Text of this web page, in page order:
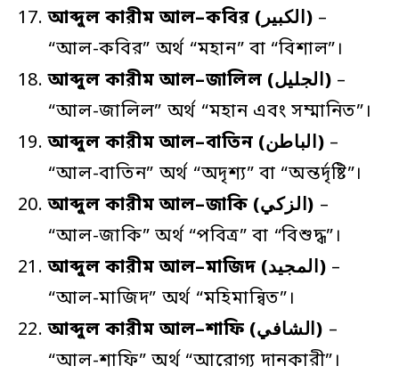
আব্দুল কারীম আল–কবির (الكبير) –
“আল-কবির” অর্থ “মহান” বা “বিশাল”।
আব্দুল কারীম আল–জালিল (الجليل) –
“আল-জালিল” অর্থ “মহান এবং সম্মানিত”।
আব্দুল কারীম আল–বাতিন (الباطن) –
“আল-বাতিন” অর্থ “অদৃশ্য” বা “অন্তর্দৃষ্টি”।
আব্দুল কারীম আল–জাকি (الزكي) –
“আল-জাকি” অর্থ “পবিত্র” বা “বিশুদ্ধ”।
আব্দুল কারীম আল–মাজিদ (المجيد) –
“আল-মাজিদ” অর্থ “মহিমান্বিত”।
আব্দুল কারীম আল–শাফি (الشافي) –
“আল-শাফি” অর্থ “আরোগ্য দানকারী”।